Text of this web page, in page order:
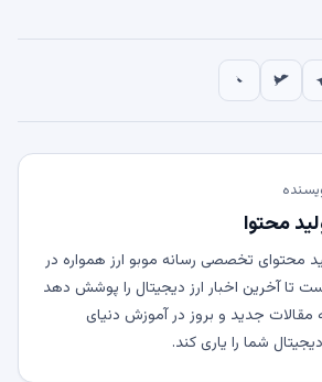
محتوا
محتوای تخصصی رسانه موبو ارز همواره در
تا آخرین اخبار ارز دیجیتال را پوشش دهد
مقالات جدید و بروز در آموزش دنیای
شما را یاری کند.